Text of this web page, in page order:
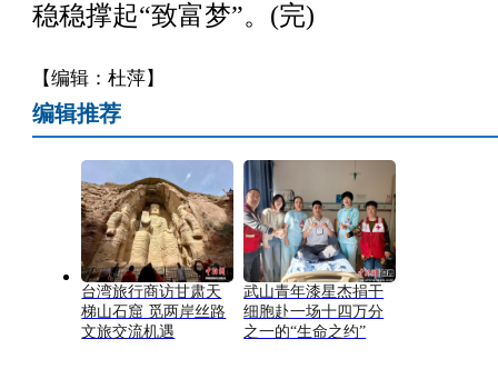
稳稳撑起“致富梦”。(完)
【编辑：杜萍】
编辑推荐
台湾旅行商访甘肃天
梯山石窟 觅两岸丝路
文旅交流机遇
武山青年漆星杰捐干
细胞赴一场十四万分
之一的“生命之约”